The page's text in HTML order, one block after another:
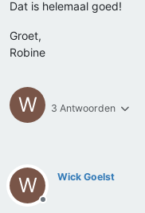
Dat is helemaal goed!
Groet,
Robine
W 3 Antwoorden
W
Offline
Wick Goelst